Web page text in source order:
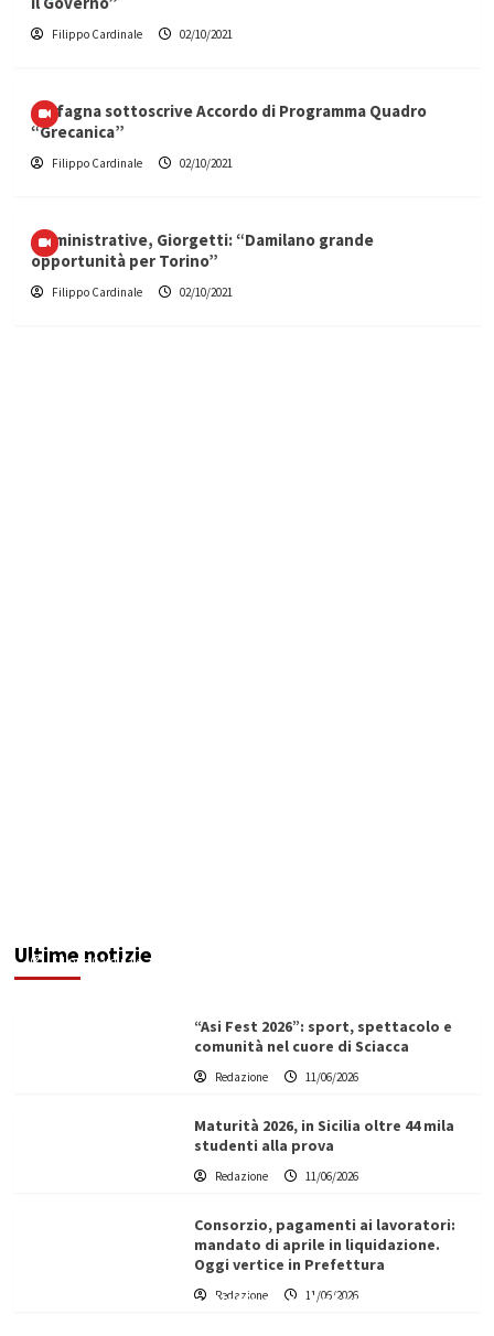
Filippo Cardinale 02/10/2021
Carfagna sottoscrive Accordo di Programma Quadro
“Grecanica”
Filippo Cardinale 02/10/2021
Amministrative, Giorgetti: “Damilano grande
opportunità per Torino”
Filippo Cardinale 02/10/2021
Ultime notizie
Filippo Cardinale
“Asi Fest 2026”: sport, spettacolo e
comunità nel cuore di Sciacca
Redazione 11/06/2026
Maturità 2026, in Sicilia oltre 44 mila
studenti alla prova
Redazione 11/06/2026
Consorzio, pagamenti ai lavoratori:
mandato di aprile in liquidazione.
Oggi vertice in Prefettura
Redazione 11/06/2026
Vino in Italia: il giro d’affari contribuisce